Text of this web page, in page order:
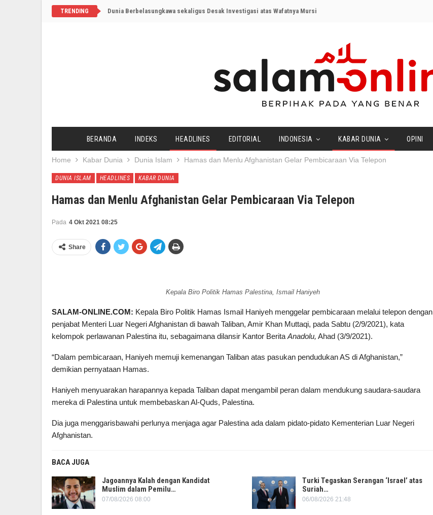
TRENDING Dunia Berbelasungkawa sekaligus Desak Investigasi atas Wafatnya Mursi
BERANDA INDEKS HEADLINES EDITORIAL INDONESIA KABAR DUNIA OPINI
Home Kabar Dunia Dunia Islam Hamas dan Menlu Afghanistan Gelar Pembicaraan Via Telepon
DUNIA ISLAM HEADLINES KABAR DUNIA
Hamas dan Menlu Afghanistan Gelar Pembicaraan Via Telepon
Pada 4 Okt 2021 08:25
Share
Kepala Biro Politik Hamas Palestina, Ismail Haniyeh
SALAM-ONLINE.COM: Kepala Biro Politik Hamas Ismail Haniyeh menggelar pembicaraan melalui telepon dengan
penjabat Menteri Luar Negeri Afghanistan di bawah Taliban, Amir Khan Muttaqi, pada Sabtu (2/9/2021), kata
kelompok perlawanan Palestina itu, sebagaimana dilansir Kantor Berita Anadolu, Ahad (3/9/2021).
“Dalam pembicaraan, Haniyeh memuji kemenangan Taliban atas pasukan pendudukan AS di Afghanistan,”
demikian pernyataan Hamas.
Haniyeh menyuarakan harapannya kepada Taliban dapat mengambil peran dalam mendukung saudara-saudara
mereka di Palestina untuk membebaskan Al-Quds, Palestina.
Dia juga menggarisbawahi perlunya menjaga agar Palestina ada dalam pidato-pidato Kementerian Luar Negeri
Afghanistan.
BACA JUGA
Jagoannya Kalah dengan Kandidat
Muslim dalam Pemilu…
07/08/2026 08:00
Turki Tegaskan Serangan ‘Israel’ atas
Suriah…
06/08/2026 21:48